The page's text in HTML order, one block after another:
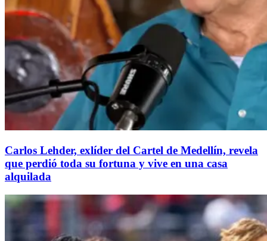
Carlos Lehder, exlíder del Cartel de Medellín, revela
que perdió toda su fortuna y vive en una casa
alquilada